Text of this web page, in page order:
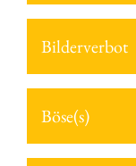
Bilderverbot
Böse(s)